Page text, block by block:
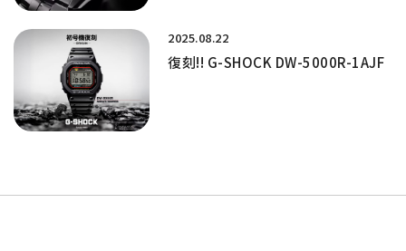
2025.08.22
復刻!! G-SHOCK DW-5000R-1AJF